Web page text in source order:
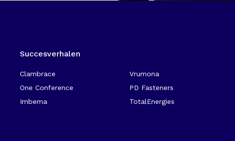
Succesverhalen
Clambrace
One Conference
Imbema
Vrumona
PD Fasteners
TotalEnergies